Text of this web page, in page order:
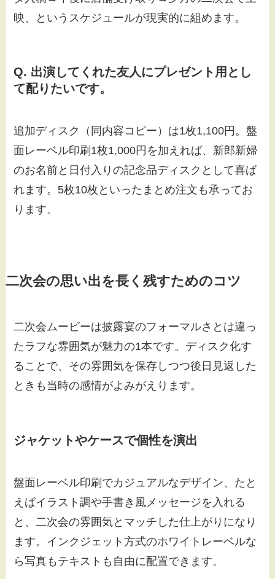
映、というスケジュールが現実的に組めます。
Q. 出演してくれた友人にプレゼント用とし
て配りたいです。
追加ディスク（同内容コピー）は1枚1,100円。盤
面レーベル印刷1枚1,000円を加えれば、新郎新婦
のお名前と日付入りの記念品ディスクとして喜ば
れます。5枚10枚といったまとめ注文も承ってお
ります。
二次会の思い出を長く残すためのコツ
二次会ムービーは披露宴のフォーマルさとは違っ
たラフな雰囲気が魅力の1本です。ディスク化す
ることで、その雰囲気を保存しつつ後日見返した
ときも当時の感情がよみがえります。
ジャケットやケースで個性を演出
盤面レーベル印刷でカジュアルなデザイン、たと
えばイラスト調や手書き風メッセージを入れる
と、二次会の雰囲気とマッチした仕上がりになり
ます。インクジェット方式のホワイトレーベルな
ら写真もテキストも自由に配置できます。